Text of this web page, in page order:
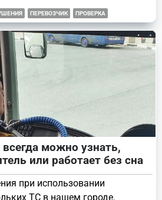
ПЕРЕВОЗЧИК ПРОВЕРКА
можно узнать,
или работает без сна
при использовании
ТС в нашем городе.